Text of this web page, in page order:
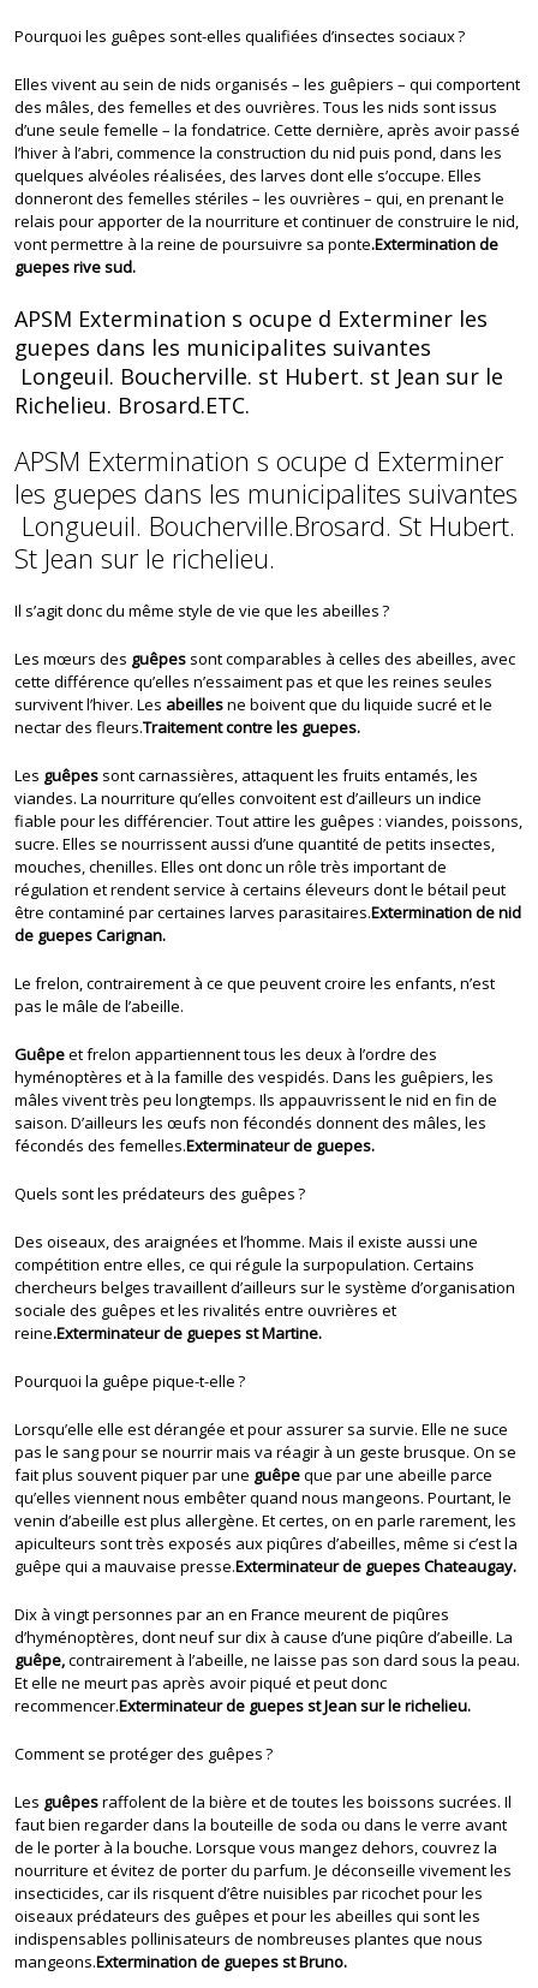
Pourquoi les guêpes sont-elles qualifiées d’insectes sociaux ?
Elles vivent au sein de nids organisés – les guêpiers – qui comportent
des mâles, des femelles et des ouvrières. Tous les nids sont issus
d’une seule femelle – la fondatrice. Cette dernière, après avoir passé
l’hiver à l’abri, commence la construction du nid puis pond, dans les
quelques alvéoles réalisées, des larves dont elle s’occupe. Elles
donneront des femelles stériles – les ouvrières – qui, en prenant le
relais pour apporter de la nourriture et continuer de construire le nid,
vont permettre à la reine de poursuivre sa ponte.Extermination de
guepes rive sud.
APSM Extermination s ocupe d Exterminer les
guepes dans les municipalites suivantes
Longeuil. Boucherville. st Hubert. st Jean sur le
Richelieu. Brosard.ETC.
APSM Extermination s ocupe d Exterminer
les guepes dans les municipalites suivantes
Longueuil. Boucherville.Brosard. St Hubert.
St Jean sur le richelieu.
Il s’agit donc du même style de vie que les abeilles ?
Les mœurs des guêpes sont comparables à celles des abeilles, avec
cette différence qu’elles n’essaiment pas et que les reines seules
survivent l’hiver. Les abeillesne boivent que du liquide sucré et le
nectar des fleurs.Traitement contre les guepes.
Les guêpes sont carnassières, attaquent les fruits entamés, les
viandes. La nourriture qu’elles convoitent est d’ailleurs un indice
fiable pour les différencier. Tout attire les guêpes : viandes, poissons,
sucre. Elles se nourrissent aussi d’une quantité de petits insectes,
mouches, chenilles. Elles ont donc un rôle très important de
régulation et rendent service à certains éleveurs dont le bétail peut
être contaminé par certaines larves parasitaires.Extermination de nid
de guepes Carignan.
Le frelon, contrairement à ce que peuvent croire les enfants, n’est
pas le mâle de l’abeille.
Guêpeet frelon appartiennent tous les deux à l’ordre des
hyménoptères et à la famille des vespidés. Dans les guêpiers, les
mâles vivent très peu longtemps. Ils appauvrissent le nid en fin de
saison. D’ailleurs les œufs non fécondés donnent des mâles, les
fécondés des femelles.Exterminateur de guepes.
Quels sont les prédateurs des guêpes ?
Des oiseaux, des araignées et l’homme. Mais il existe aussi une
compétition entre elles, ce qui régule la surpopulation. Certains
chercheurs belges travaillent d’ailleurs sur le système d’organisation
sociale des guêpes et les rivalités entre ouvrières et
reine.Exterminateur de guepes st Martine.
Pourquoi la guêpe pique-t-elle ?
Lorsqu’elle elle est dérangée et pour assurer sa survie. Elle ne suce
pas le sang pour se nourrir mais va réagir à un geste brusque. On se
fait plus souvent piquer par une guêpeque par une abeille parce
qu’elles viennent nous embêter quand nous mangeons. Pourtant, le
venin d’abeille est plus allergène. Et certes, on en parle rarement, les
apiculteurs sont très exposés aux piqûres d’abeilles, même si c’est la
guêpe qui a mauvaise presse.Exterminateur de guepes Chateaugay.
Dix à vingt personnes par an en France meurent de piqûres
d’hyménoptères, dont neuf sur dix à cause d’une piqûre d’abeille. La
guêpe,contrairement à l’abeille, ne laisse pas son dard sous la peau.
Et elle ne meurt pas après avoir piqué et peut donc
recommencer.Exterminateur de guepes st Jean sur le richelieu.
Comment se protéger des guêpes ?
Les guêpesraffolent de la bière et de toutes les boissons sucrées. Il
faut bien regarder dans la bouteille de soda ou dans le verre avant
de le porter à la bouche. Lorsque vous mangez dehors, couvrez la
nourriture et évitez de porter du parfum. Je déconseille vivement les
insecticides, car ils risquent d’être nuisibles par ricochet pour les
oiseaux prédateurs des guêpes et pour les abeilles qui sont les
indispensables pollinisateurs de nombreuses plantes que nous
mangeons.Extermination de guepes st Bruno.